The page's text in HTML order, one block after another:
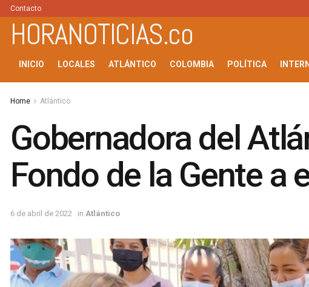
Contacto
HORANOTICIAS.co
INICIO LOCALES ATLÁNTICO COLOMBIA POLÍTICA
Home Atlántico
Gobernadora del
Fondo de la Gente a
6 de abril de 2022 in Atlántico